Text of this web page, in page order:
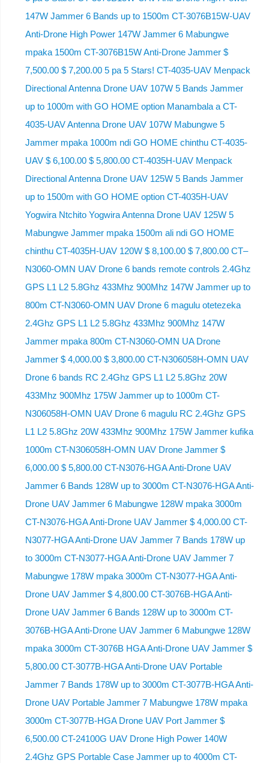
147W Jammer 6 Bands up to 1500m CT-3076B15W-UAV
Anti-Drone High Power 147W Jammer 6 Mabungwe
mpaka 1500m CT-3076B15W Anti-Drone Jammer $
7,500.00 $ 7,200.00 5 pa 5 Stars! CT-4035-UAV Menpack
Directional Antenna Drone UAV 107W 5 Bands Jammer
up to 1000m with GO HOME option Manambala a CT-
4035-UAV Antenna Drone UAV 107W Mabungwe 5
Jammer mpaka 1000m ndi GO HOME chinthu CT-4035-
UAV $ 6,100.00 $ 5,800.00 CT-4035H-UAV Menpack
Directional Antenna Drone UAV 125W 5 Bands Jammer
up to 1500m with GO HOME option CT-4035H-UAV
Yogwira Ntchito Yogwira Antenna Drone UAV 125W 5
Mabungwe Jammer mpaka 1500m ali ndi GO HOME
chinthu CT-4035H-UAV 120W $ 8,100.00 $ 7,800.00 CT–
N3060-OMN UAV Drone 6 bands remote controls 2.4Ghz
GPS L1 L2 5.8Ghz 433Mhz 900Mhz 147W Jammer up to
800m CT-N3060-OMN UAV Drone 6 magulu otetezeka
2.4Ghz GPS L1 L2 5.8Ghz 433Mhz 900Mhz 147W
Jammer mpaka 800m CT-N3060-OMN UA Drone
Jammer $ 4,000.00 $ 3,800.00 CT-N306058H-OMN UAV
Drone 6 bands RC 2.4Ghz GPS L1 L2 5.8Ghz 20W
433Mhz 900Mhz 175W Jammer up to 1000m CT-
N306058H-OMN UAV Drone 6 magulu RC 2.4Ghz GPS
L1 L2 5.8Ghz 20W 433Mhz 900Mhz 175W Jammer kufika
1000m CT-N306058H-OMN UAV Drone Jammer $
6,000.00 $ 5,800.00 CT-N3076-HGA Anti-Drone UAV
Jammer 6 Bands 128W up to 3000m CT-N3076-HGA ​​Anti-
Drone UAV Jammer 6 Mabungwe 128W mpaka 3000m
CT-N3076-HGA ​​Anti-Drone UAV Jammer $ 4,000.00 CT-
N3077-HGA Anti-Drone UAV Jammer 7 Bands 178W up
to 3000m CT-N3077-HGA Anti-Drone UAV Jammer 7
Mabungwe 178W mpaka 3000m CT-N3077-HGA Anti-
Drone UAV Jammer $ 4,800.00 CT-3076B-HGA Anti-
Drone UAV Jammer 6 Bands 128W up to 3000m CT-
3076B-HGA Anti-Drone UAV Jammer 6 Mabungwe 128W
mpaka 3000m CT-3076B HGA Anti-Drone UAV Jammer $
5,800.00 CT-3077B-HGA Anti-Drone UAV Portable
Jammer 7 Bands 178W up to 3000m CT-3077B-HGA Anti-
Drone UAV Portable Jammer 7 Mabungwe 178W mpaka
3000m CT-3077B-HGA Drone UAV Port Jammer $
6,500.00 CT-24100G UAV Drone High Power 140W
2.4Ghz GPS Portable Case Jammer up to 4000m CT-